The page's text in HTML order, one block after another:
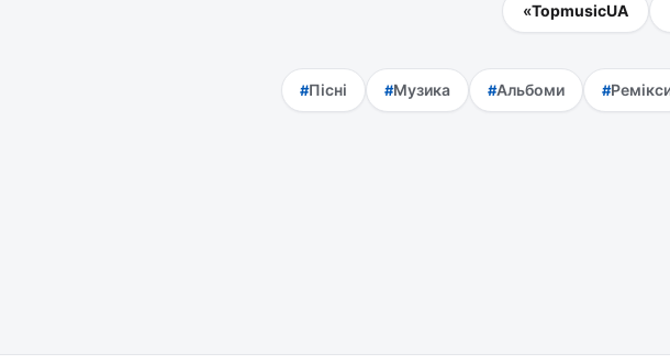
«TopmusicUA
Пісні Музика Альбоми